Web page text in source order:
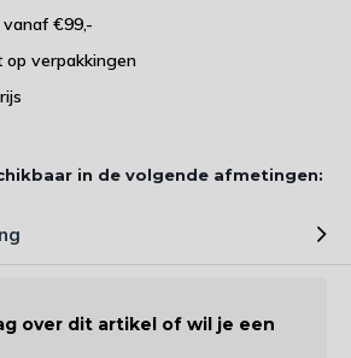
€99,-
op verpakkingen
in de volgende afmetingen:
over dit artikel of wil je een